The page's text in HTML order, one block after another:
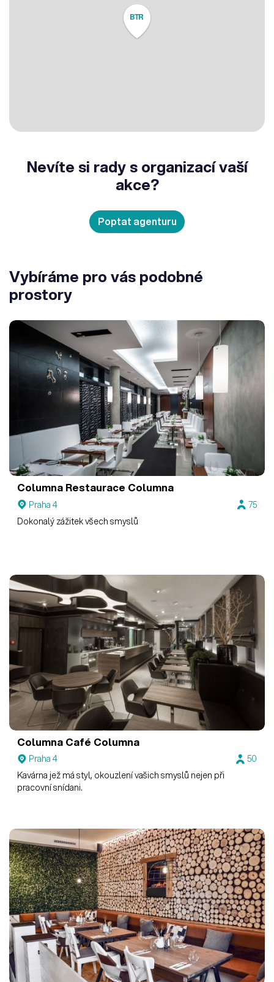
BTR
Nevíte si rady s organizací vaší
akce?
Poptat agenturu
Vybíráme pro vás podobné
prostory
Columna Restaurace Columna
Praha 4
75
Dokonalý zážitek všech smyslů
Columna Café Columna
Praha 4
50
Kavárna jež má styl, okouzlení vašich smyslů nejen při
pracovní snídani.